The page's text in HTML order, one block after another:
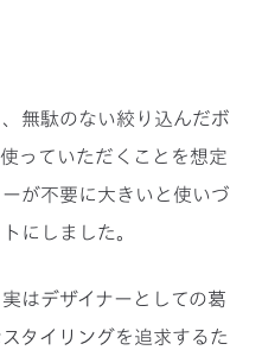
無駄のない絞り込んだボ
っていただくことを想定
が不要に大きいと使いづ
にしました。
はデザイナーとしての葛
タイリングを追求するた